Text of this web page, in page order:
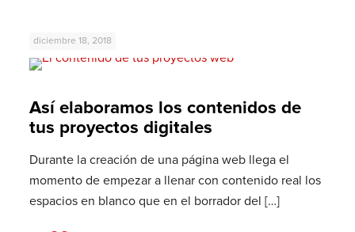
diciembre 18, 2018
Así elaboramos los contenidos de
tus proyectos digitales
Durante la creación de una página web llega el
momento de empezar a llenar con contenido real los
espacios en blanco que en el borrador del […]